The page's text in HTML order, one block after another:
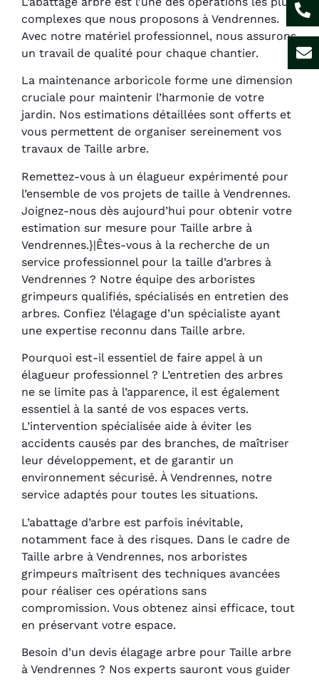
complexes que nous proposons à Vendrennes.
Avec notre matériel professionnel, nous assurons
un travail de qualité pour chaque chantier.
La maintenance arboricole forme une dimension
cruciale pour maintenir l’harmonie de votre
jardin. Nos estimations détaillées sont offerts et
vous permettent de organiser sereinement vos
travaux de Taille arbre.
Remettez-vous à un élagueur expérimenté pour
l’ensemble de vos projets de taille à Vendrennes.
Joignez-nous dès aujourd’hui pour obtenir votre
estimation sur mesure pour Taille arbre à
Vendrennes.}|Êtes-vous à la recherche de un
service professionnel pour la taille d’arbres à
Vendrennes ? Notre équipe des arboristes
grimpeurs qualifiés, spécialisés en entretien des
arbres. Confiez l’élagage d’un spécialiste ayant
une expertise reconnu dans Taille arbre.
Pourquoi est-il essentiel de faire appel à un
élagueur professionnel ? L’entretien des arbres
ne se limite pas à l’apparence, il est également
essentiel à la santé de vos espaces verts.
L’intervention spécialisée aide à éviter les
accidents causés par des branches, de maîtriser
leur développement, et de garantir un
environnement sécurisé. À Vendrennes, notre
service adaptés pour toutes les situations.
L’abattage d’arbre est parfois inévitable,
notamment face à des risques. Dans le cadre de
Taille arbre à Vendrennes, nos arboristes
grimpeurs maîtrisent des techniques avancées
pour réaliser ces opérations sans
compromission. Vous obtenez ainsi efficace, tout
en préservant votre espace.
Besoin d’un devis élagage arbre pour Taille arbre
à Vendrennes ? Nos experts sauront vous guider